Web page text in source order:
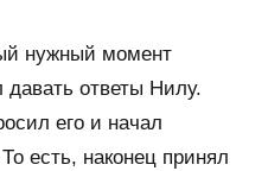
нужный момент
давать ответы Нилу.
его и начал
есть, наконец принял